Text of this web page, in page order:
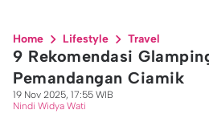
Home Lifestyle Travel
9 Rekomendasi
Pemandangan Ciamik
19 Nov 2025, 17:55 WIB
Nindi Widya Wati